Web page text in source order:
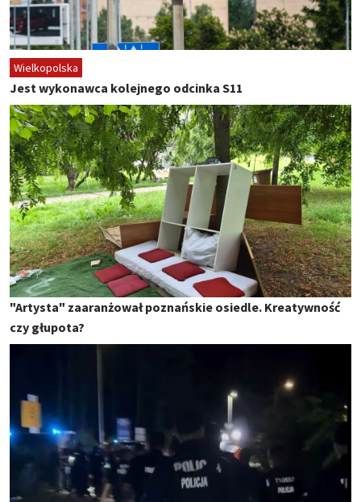
Wielkopolska
Jest wykonawca kolejnego odcinka S11
"Artysta" zaaranżował poznańskie osiedle. Kreatywność
czy głupota?